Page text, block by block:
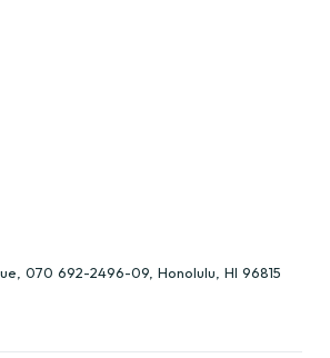
070 692-2496-09, Honolulu, HI 96815